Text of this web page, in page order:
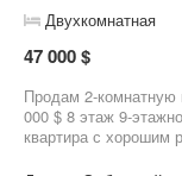
Двухкомнатная
47 000 $
Продам 2-комнатную
000 $ 8 этаж 9-
квартира с хорошим